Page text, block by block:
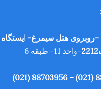
-روبروی هتل سیمرغ- ایستگاه
-واحد 11- طبقه 6